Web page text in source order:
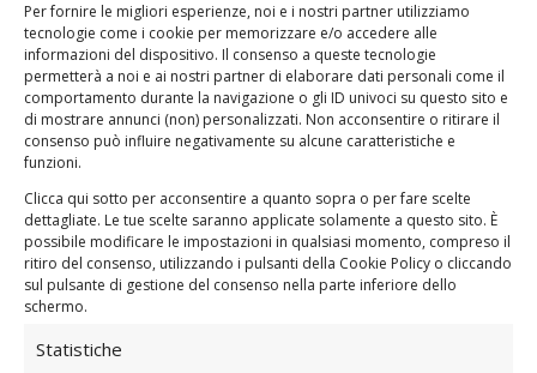
Per fornire le migliori esperienze, noi e i nostri partner utilizziamo
tecnologie come i cookie per memorizzare e/o accedere alle
informazioni del dispositivo. Il consenso a queste tecnologie
permetterà a noi e ai nostri partner di elaborare dati personali come il
comportamento durante la navigazione o gli ID univoci su questo sito e
di mostrare annunci (non) personalizzati. Non acconsentire o ritirare il
consenso può influire negativamente su alcune caratteristiche e
funzioni.
Clicca qui sotto per acconsentire a quanto sopra o per fare scelte
dettagliate. Le tue scelte saranno applicate solamente a questo sito. È
possibile modificare le impostazioni in qualsiasi momento, compreso il
ritiro del consenso, utilizzando i pulsanti della Cookie Policy o cliccando
sul pulsante di gestione del consenso nella parte inferiore dello
schermo.
Statistiche
squat, le flessioni e i plank.
“l’allenamento conipesiè solo per giovani
o atleti professionisti”: è adatto adonnedi
tutte le età e livelli di fitness. Anche se sei un
principiante assoluto, puoi iniziare con
l’intensità man mano che acquisisci
confidenza e forza. L’importante è seguire
un programma diallenamentoadatto alle
tue capacità e obiettivi individuali.
come allenarti con i pesi da casa, perché